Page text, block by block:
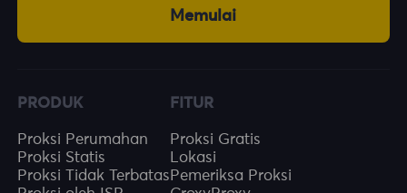
Memulai
PRODUK
Proksi Perumahan
Proksi Statis
Proksi Tidak Terbatas
FITUR
Proksi Gratis
Lokasi
Pemeriksa Proksi